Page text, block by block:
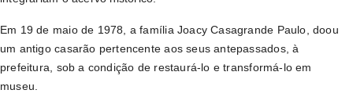
Em 19 de maio de 1978, a família Joacy Casagrande Paulo, doou
um antigo casarão pertencente aos seus antepassados, à
prefeitura, sob a condição de restaurá-lo e transformá-lo em
museu.